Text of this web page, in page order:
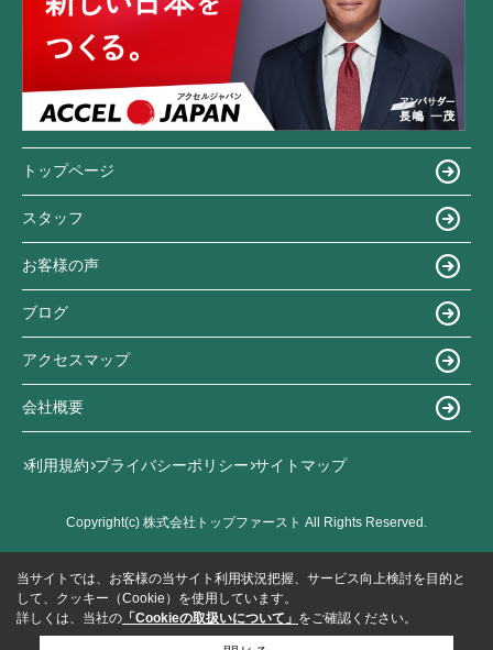
トップページ
スタッフ
お客様の声
ブログ
アクセスマップ
会社概要
利用規約 プライバシーポリシー サイトマップ
Copyright(c) 株式会社トップファースト All Rights Reserved.
当サイトでは、お客様の当サイト利用状況把握、サービス向上検討を目的と
して、クッキー（Cookie）を使用しています。
詳しくは、当社の 「Cookieの取扱いについて」 をご確認ください。